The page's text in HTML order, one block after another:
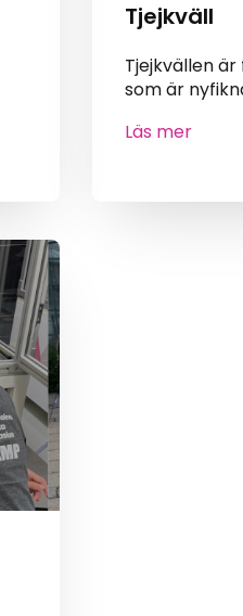
Tjejkväll
Tjejkvällen
som är
Läs mer